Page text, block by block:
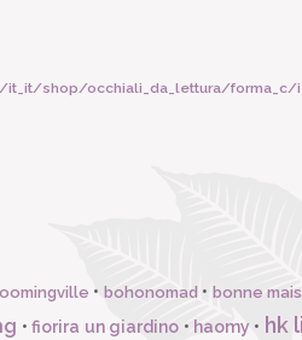
shop/occhiali_da_lettura/forma_c/
• bohonomad • bonne
•fiorira un giardino • haomy • hk